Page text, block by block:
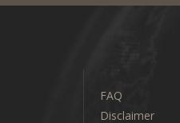
FAQ
Disclaimer